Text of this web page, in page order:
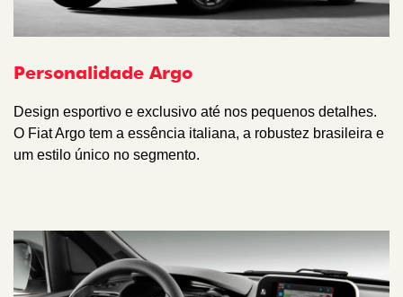
Personalidade Argo
Design esportivo e exclusivo até nos pequenos detalhes.
O Fiat Argo tem a essência italiana, a robustez brasileira e
um estilo único no segmento.